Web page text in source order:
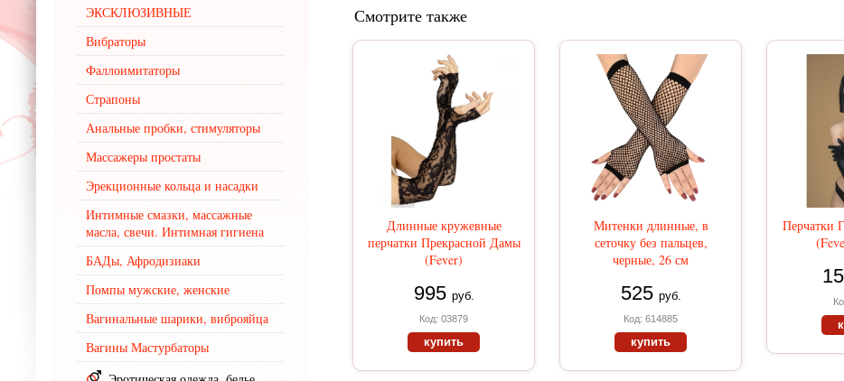
Смотрите также
Длинные кружевные
перчатки Прекрасной Дамы
(Fever)
995 руб.
Код: 03879
купить
Митенки длинные, в
сеточку без пальцев,
черные, 26 см
525 руб.
Код: 614885
купить
Перчатки
ЭКСКЛЮЗИВНЫЕ
Вибраторы
Фаллоимитаторы
Страпоны
Анальные пробки, стимуляторы
Массажеры простаты
Эрекционные кольца и насадки
Интимные смазки, массажные
масла, свечи. Интимная гигиена
БАДы, Афродизиаки
Помпы мужские, женские
Вагинальные шарики, виброяйца
Вагины Мастурбаторы